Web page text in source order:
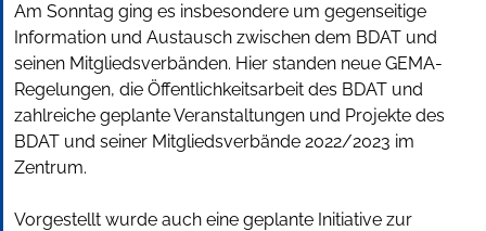
Am Sonntag ging es insbesondere um gegenseitige
Information und Austausch zwischen dem BDAT und
seinen Mitgliedsverbänden. Hier standen neue GEMA-
Regelungen, die Öffentlichkeitsarbeit des BDAT und
zahlreiche geplante Veranstaltungen und Projekte des
BDAT und seiner Mitgliedsverbände 2022/2023 im
Zentrum.
Vorgestellt wurde auch eine geplante Initiative zur